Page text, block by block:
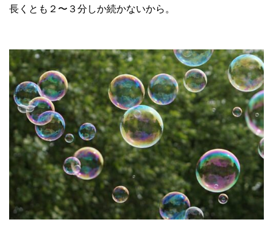
長くとも２〜３分しか続かないから。